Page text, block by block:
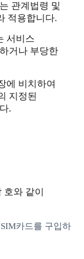
관계법령 및
적용합니다.
서비스
거나 부당한
에 비치하여
지정된
.
와 같이
카드를 구입하